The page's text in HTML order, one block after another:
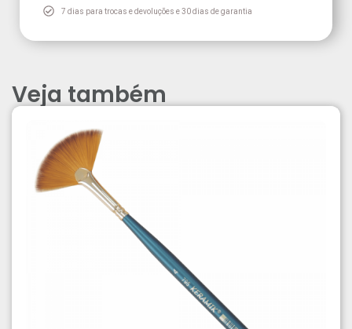
7 dias para trocas e devoluções e 30 dias de garantia
Veja também